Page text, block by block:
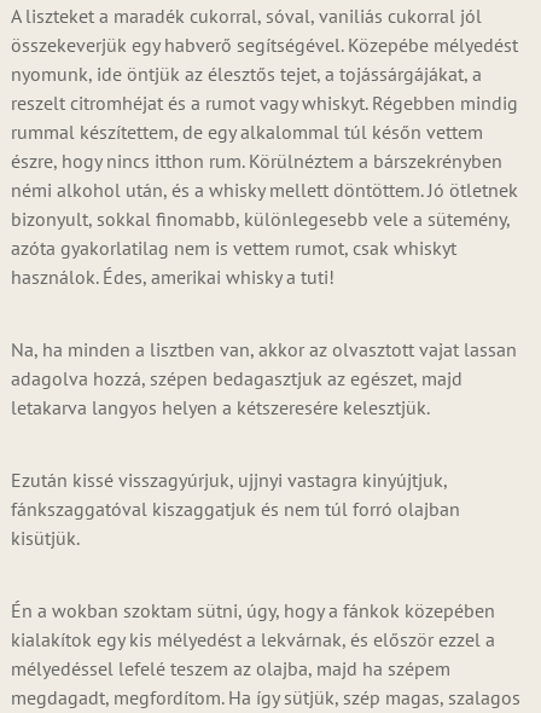
A liszteket a maradék cukorral, sóval, vaniliás cukorral jól
összekeverjük egy habverő segítségével. Közepébe mélyedést
nyomunk, ide öntjük az élesztős tejet, a tojássárgájákat, a
reszelt citromhéjat és a rumot vagy whiskyt. Régebben mindig
rummal készítettem, de egy alkalommal túl későn vettem
észre, hogy nincs itthon rum. Körülnéztem a bárszekrényben
némi alkohol után, és a whisky mellett döntöttem. Jó ötletnek
bizonyult, sokkal finomabb, különlegesebb vele a sütemény,
azóta gyakorlatilag nem is vettem rumot, csak whiskyt
használok. Édes, amerikai whisky a tuti!
Na, ha minden a lisztben van, akkor az olvasztott vajat lassan
adagolva hozzá, szépen bedagasztjuk az egészet, majd
letakarva langyos helyen a kétszeresére kelesztjük.
Ezután kissé visszagyúrjuk, ujjnyi vastagra kinyújtjuk,
fánkszaggatóval kiszaggatjuk és nem túl forró olajban
kisütjük.
Én a wokban szoktam sütni, úgy, hogy a fánkok közepében
kialakítok egy kis mélyedést a lekvárnak, és először ezzel a
mélyedéssel lefelé teszem az olajba, majd ha szépem
megdagadt, megfordítom. Ha így sütjük, szép magas, szalagos